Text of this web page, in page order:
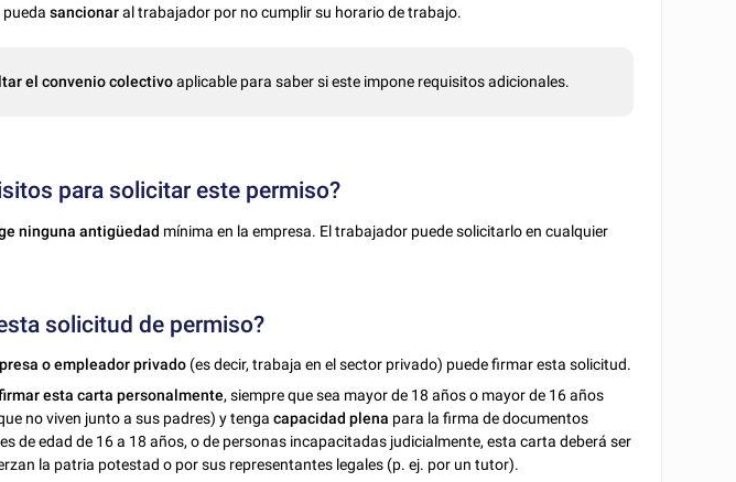
puedasancionaral trabajador por no cumplir su horario de trabajo.
el convenio colectivoaplicable para saber si este impone requisitos adicionales.
para solicitar este permiso?
ninguna antigüedad mínima en la empresa. El trabajador puede solicitarlo en cualquier
solicitud de permiso?
o empleador privado (es decir, trabaja en el sector privado) puede firmar esta solicitud.
esta carta personalmente, siempre que sea mayor de 18 años o mayor de 16 años
no viven junto a sus padres) y tenga capacidad plena para la firma de documentos
de edad de 16 a 18 años, o de personas incapacitadas judicialmente, esta carta deberá ser
la patria potestad o por sus representantes legales (p. ej. por un tutor).